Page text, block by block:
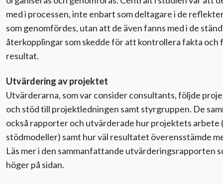
med i processen, inte enbart som deltagare i de
som genomfördes, utan att de även fanns med i de
återkopplingar som skedde för att kontrollera fakta och
resultat.
Utvärdering av projektet
Utvärderarna, som var consider consultants, följde
och stöd till projektledningen samt styrgruppen. De
också rapporter och utvärderade hur projektets arbete
stödmodeller) samt hur väl resultatet överensstämde
Läs mer i den sammanfattande utvärderingsrapporten
höger på sidan.